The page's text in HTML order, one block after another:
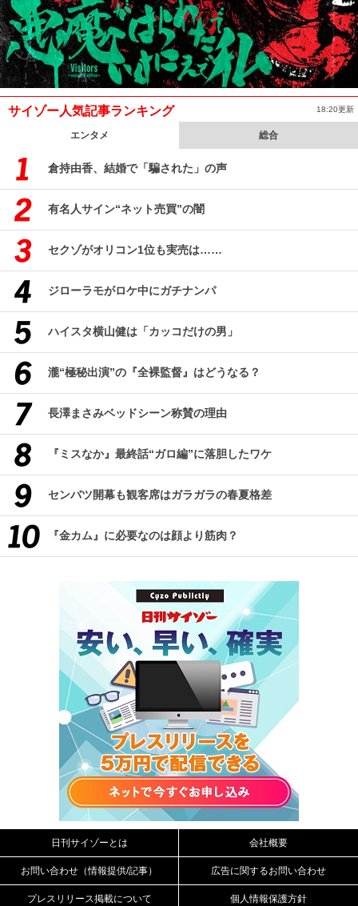
サイゾー人気記事ランキング 18:20更新
エンタメ 総合
倉持由香、結婚で「騙された」の声
有名人サイン“ネット売買”の闇
セクゾがオリコン1位も実売は……
ジローラモがロケ中にガチナンパ
ハイスタ横山健は「カッコだけの男」
瀧“極秘出演”の『全裸監督』はどうなる？
長澤まさみベッドシーン称賛の理由
『ミスなか』最終話“ガロ編”に落胆したワケ
センバツ開幕も観客席はガラガラの春夏格差
『金カム』に必要なのは顔より筋肉？
日刊サイゾーとは 会社概要
お問い合わせ（情報提供/記事） 広告に関するお問い合わせ
プレスリリース掲載について 個人情報保護方針